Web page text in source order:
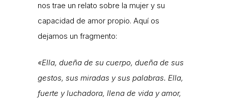
nos trae un relato sobre la mujer y su
capacidad de amor propio. Aquí os
dejamos un fragmento:
«Ella, dueña de su cuerpo, dueña de sus
gestos, sus miradas y sus palabras. Ella,
fuerte y luchadora, llena de vida y amor,